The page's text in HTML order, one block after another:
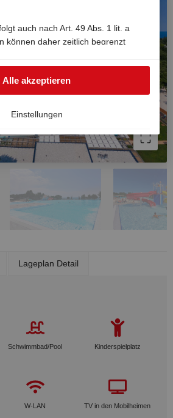
Lageplan Detail
Schwimmbad/Pool Kinderspielplatz
W-LAN TV in den Mobilheimen
auch nach Art. 49 Abs. 1 lit. a
können daher zeitlich begrenzt
der Fall sein, kann das hohe
nicht vollkommen
ein Risiko einer
besteht, ohne dass wirksame
sind. Ihre Einwilligung können
Einstellungen
Alle akzeptieren